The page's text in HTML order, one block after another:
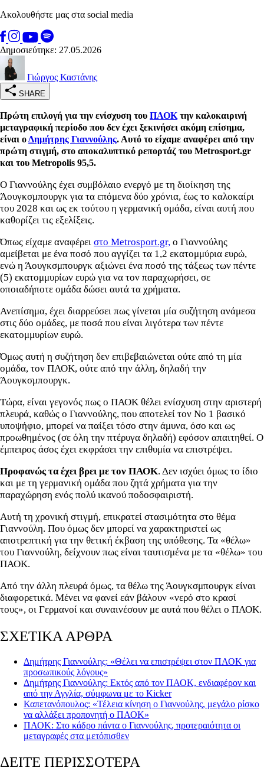
Ακολουθήστε μας στα social media
Δημοσιεύτηκε: 27.05.2026
Γιώργος Καστάνης
SHARE
Πρώτη επιλογή για την ενίσχυση του ΠΑΟΚ την καλοκαιρινή
μεταγραφική περίοδο που δεν έχει ξεκινήσει ακόμη επίσημα,
είναι οΔημήτρης Γιαννούλης. Αυτό το είχαμε αναφέρει από την
πρώτη στιγμή, στο αποκαλυπτικό ρεπορτάζ του Metrosport.gr
και του Metropolis 95,5.
Ο Γιαννούλης έχει συμβόλαιο ενεργό με τη διοίκηση της
Άουγκσμπουργκ για τα επόμενα δύο χρόνια, έως το καλοκαίρι
του 2028 και ως εκ τούτου η γερμανική ομάδα, είναι αυτή που
καθορίζει τις εξελίξεις.
Όπως είχαμε αναφέρει στο Metrosport.gr, ο Γιαννούλης
αμείβεται με ένα ποσό που αγγίζει τα 1,2 εκατομμύρια ευρώ,
ενώ η Άουγκσμπουργκ αξιώνει ένα ποσό της τάξεως των πέντε
(5) εκατομμυρίων ευρώ για να τον παραχωρήσει, σε
οποιαδήποτε ομάδα δώσει αυτά τα χρήματα.
Ανεπίσημα, έχει διαρρεύσει πως γίνεται μία συζήτηση ανάμεσα
στις δύο ομάδες, με ποσά που είναι λιγότερα των πέντε
εκατομμυρίων ευρώ.
Όμως αυτή η συζήτηση δεν επιβεβαιώνεται ούτε από τη μία
ομάδα, τον ΠΑΟΚ, ούτε από την άλλη, δηλαδή την
Άουγκσμπουργκ.
Τώρα, είναι γεγονός πως ο ΠΑΟΚ θέλει ενίσχυση στην αριστερή
πλευρά, καθώς ο Γιαννούλης, που αποτελεί τον Νο 1 βασικό
υποψήφιο, μπορεί να παίξει τόσο στην άμυνα, όσο και ως
προωθημένος (σε όλη την πτέρυγα δηλαδή) εφόσον απαιτηθεί. Ο
έμπειρος άσος έχει εκφράσει την επιθυμία να επιστρέψει.
Προφανώς τα έχει βρει με τον ΠΑΟΚ. Δεν ισχύει όμως το ίδιο
και με τη γερμανική ομάδα που ζητά χρήματα για την
παραχώρηση ενός πολύ ικανού ποδοσφαιριστή.
Αυτή τη χρονική στιγμή, επικρατεί στασιμότητα στο θέμα
Γιαννούλη. Που όμως δεν μπορεί να χαρακτηριστεί ως
αποτρεπτική για την θετική έκβαση της υπόθεσης. Τα «θέλω»
του Γιαννούλη, δείχνουν πως είναι ταυτισμένα με τα «θέλω» του
ΠΑΟΚ.
Από την άλλη πλευρά όμως, τα θέλω της Άουγκσμπουργκ είναι
διαφορετικά. Μένει να φανεί εάν βάλουν «νερό στο κρασί
τους», οι Γερμανοί και συναινέσουν με αυτά που θέλει ο ΠΑΟΚ.
ΣΧΕΤΙΚΑ ΑΡΘΡΑ
Δημήτρης Γιαννούλης: «Θέλει να επιστρέψει στον ΠΑΟΚ για
προσωπικούς λόγους»
Δημήτρης Γιαννούλης: Εκτός από τον ΠΑΟΚ, ενδιαφέρον και
από την Αγγλία, σύμφωνα με το Kicker
Καπετανόπουλος: «Τέλεια κίνηση ο Γιαννούλης, μεγάλο ρίσκο
να αλλάξει προπονητή ο ΠΑΟΚ»
ΠΑΟΚ: Στο κάδρο πάντα ο Γιαννούλης, προτεραιότητα οι
μεταγραφές στα μετόπισθεν
ΔΕΙΤΕ ΠΕΡΙΣΣΟΤΕΡΑ